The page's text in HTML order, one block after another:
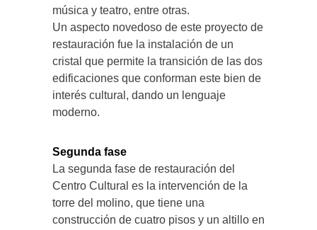
música y teatro, entre otras.
Un aspecto novedoso de este proyecto de
restauración fue la instalación de un
cristal que permite la transición de las dos
edificaciones que conforman este bien de
interés cultural, dando un lenguaje
moderno.
Segunda fase
La segunda fase de restauración del
Centro Cultural es la intervención de la
torre del molino, que tiene una
construcción de cuatro pisos y un altillo en